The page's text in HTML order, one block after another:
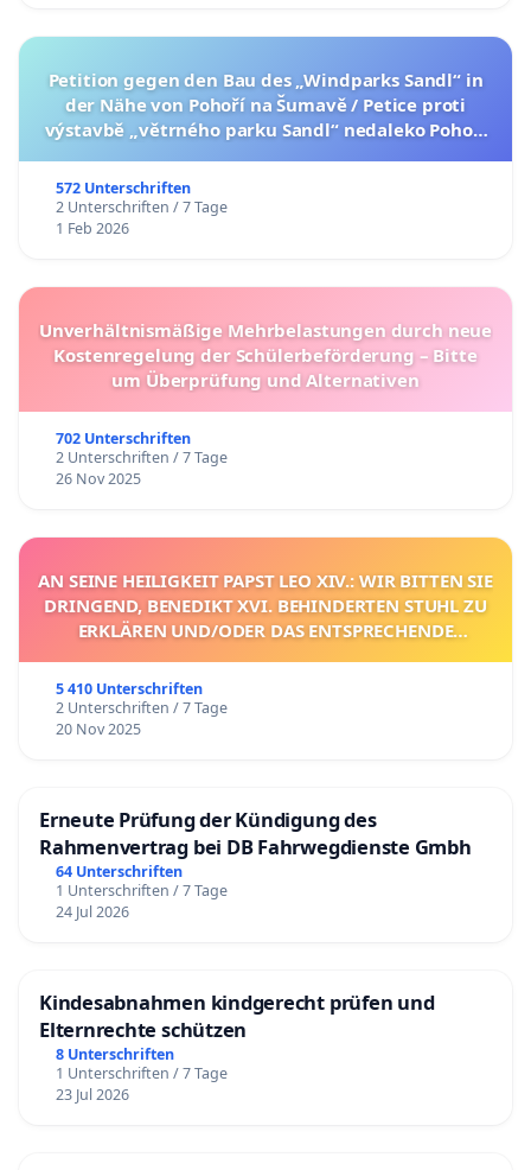
Petition gegen den Bau des „Windparks Sandl“ in
der Nähe von Pohoří na Šumavě / Petice proti
výstavbě „větrného parku Sandl“ nedaleko Pohoří
572 Unterschriften
2 Unterschriften / 7 Tage
1 Feb 2026
Unverhältnismäßige Mehrbelastungen durch neue
Kostenregelung der Schülerbeförderung – Bitte
um Überprüfung und Alternativen
702 Unterschriften
2 Unterschriften / 7 Tage
26 Nov 2025
AN SEINE HEILIGKEIT PAPST LEO XIV.: WIR BITTEN SIE
DRINGEND, BENEDIKT XVI. BEHINDERTEN STUHL ZU
ERKLÄREN UND/ODER DAS ENTSPRECHENDE
5 410 Unterschriften
2 Unterschriften / 7 Tage
20 Nov 2025
Erneute Prüfung der Kündigung des
Rahmenvertrag bei DB Fahrwegdienste Gmbh
64 Unterschriften
1 Unterschriften / 7 Tage
24 Jul 2026
Kindesabnahmen kindgerecht prüfen und
Elternrechte schützen
8 Unterschriften
1 Unterschriften / 7 Tage
23 Jul 2026